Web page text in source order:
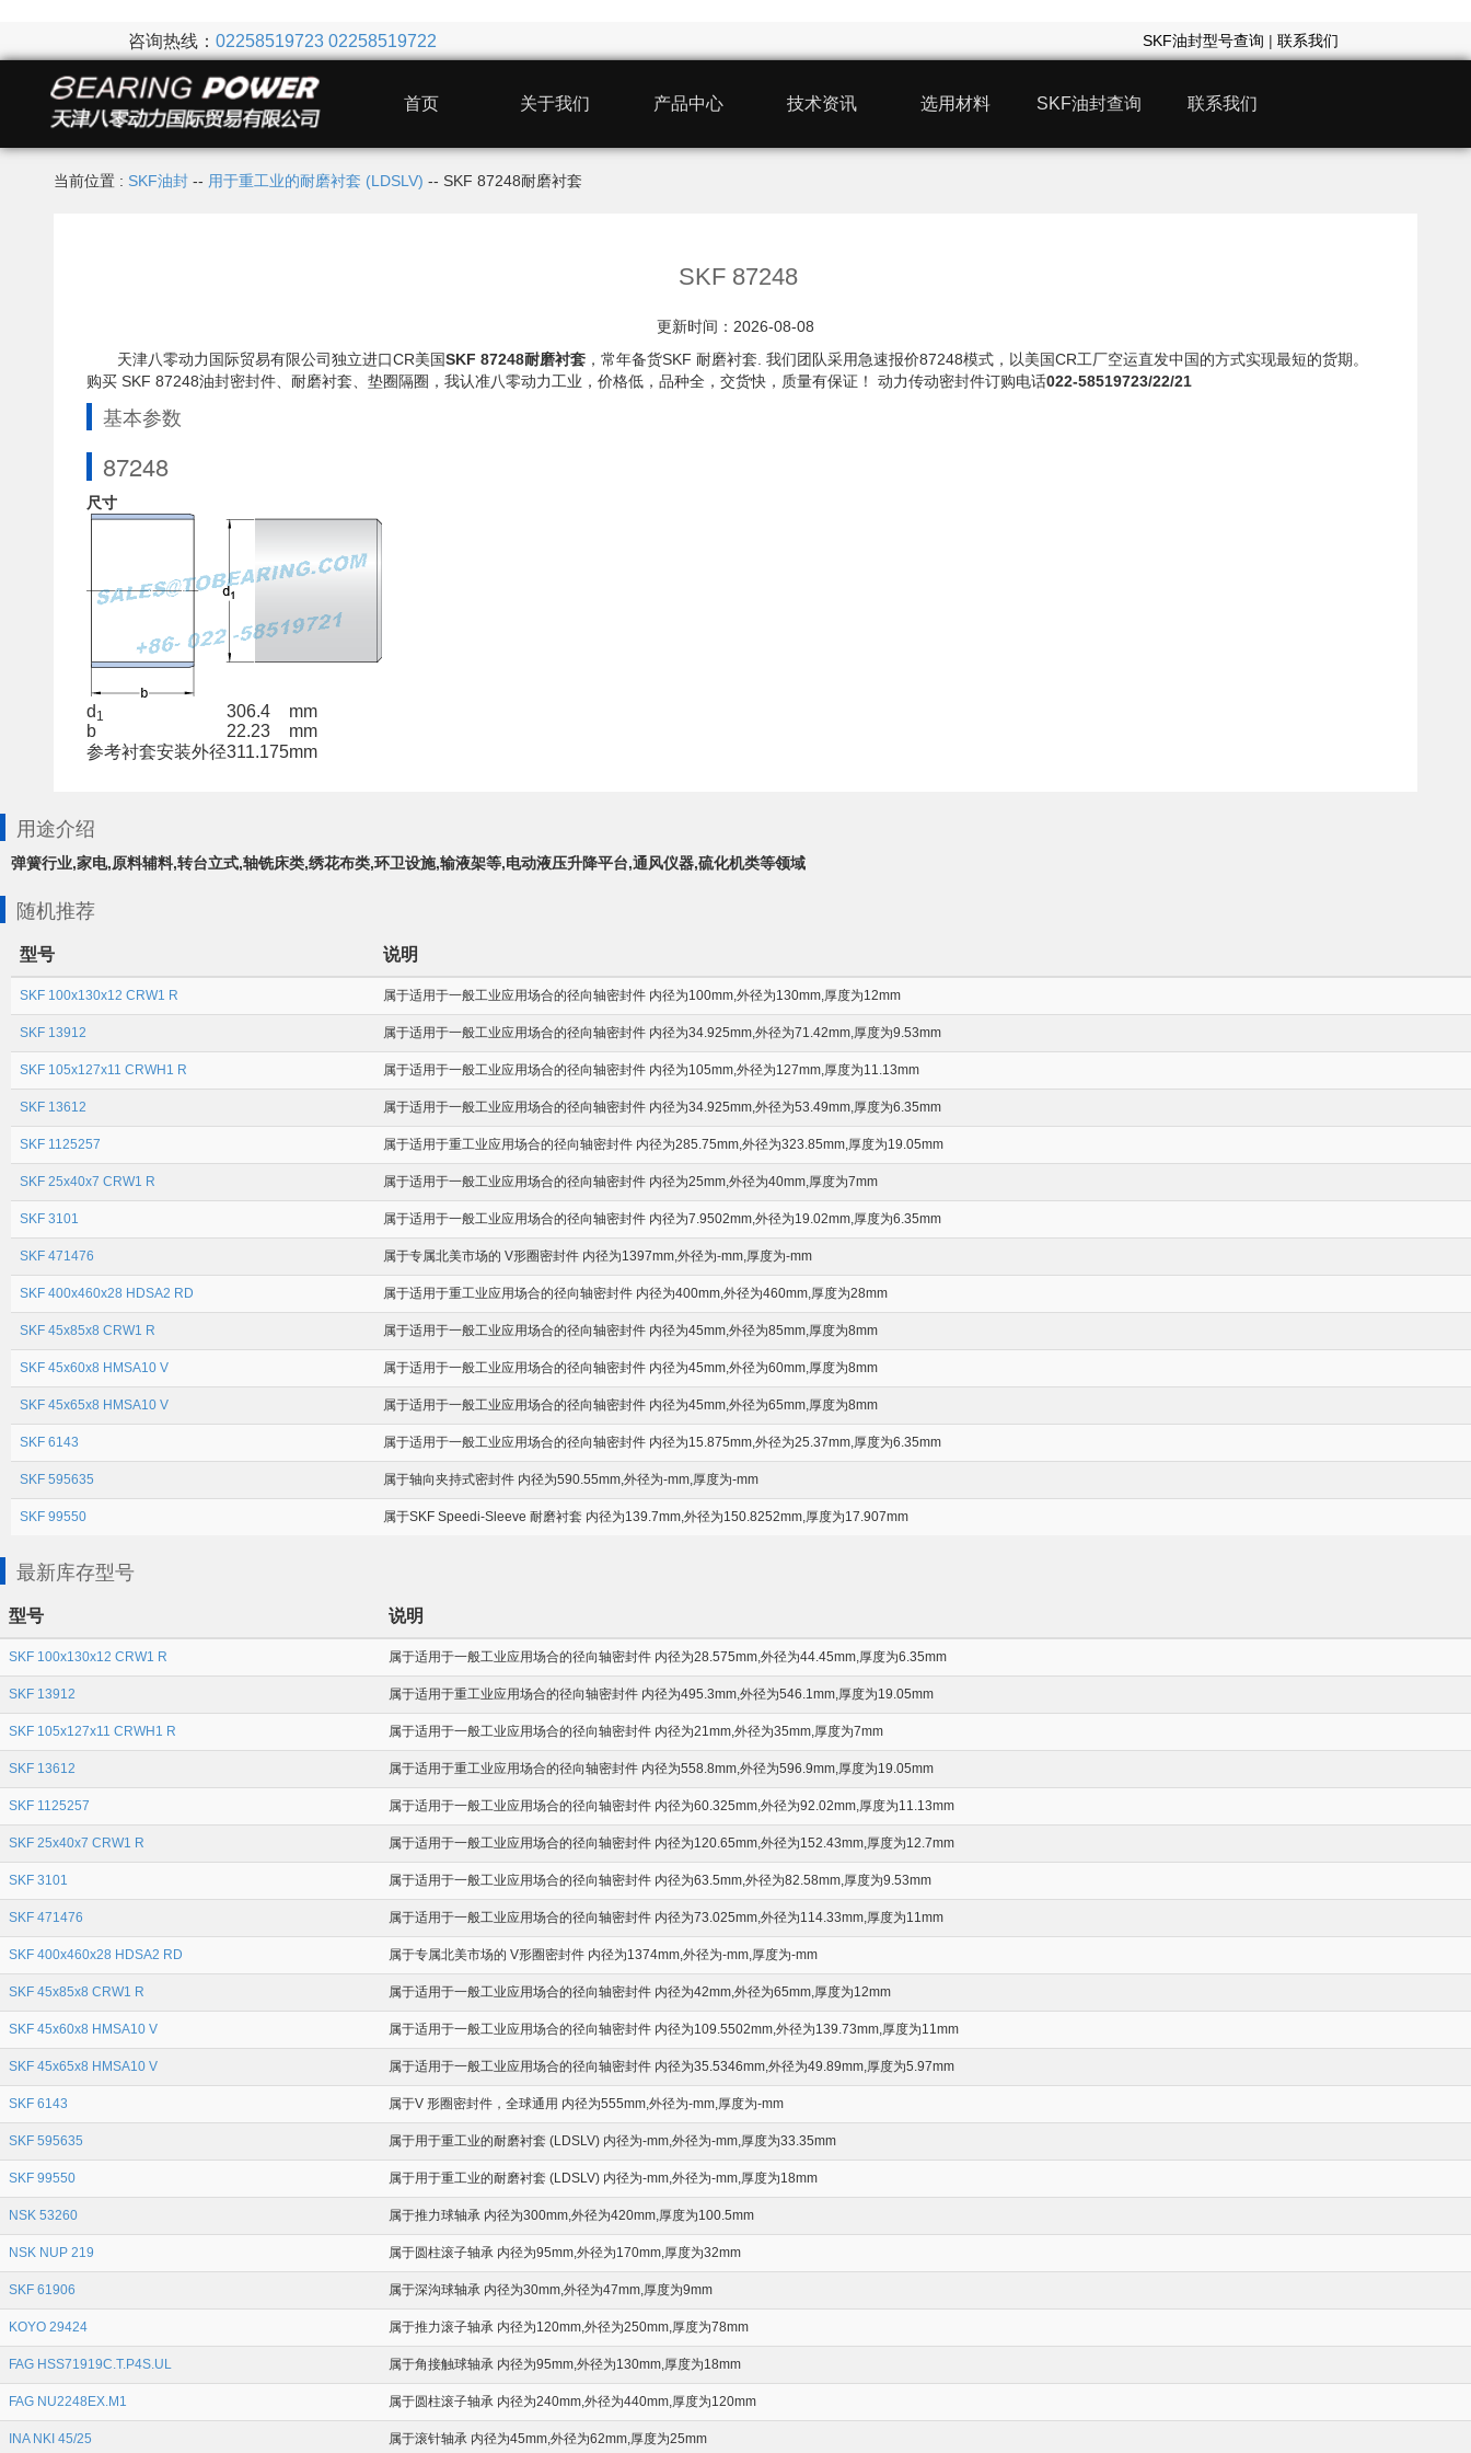
咨询热线： 02258519723 02258519722 SKF油封型号查询 |联系我们
首页 关于我们 产品中心 技术资讯 选用材料 SKF油封查询 联系我们
当前位置 : SKF油封-- 用于重工业的耐磨衬套 (LDSLV) -- SKF 87248耐磨衬套
SKF 87248
更新时间：2026-08-08
天津八零动力国际贸易有限公司独立进口CR美国SKF 87248耐磨衬套，常年备货SKF 耐磨衬套. 我们团队采用急速报价87248模式，以美国CR工厂空运直发中国的方式实现最短的货期。
购买 SKF 87248油封密封件、耐磨衬套、垫圈隔圈，我认准八零动力工业，价格低，品种全，交货快，质量有保证！ 动力传动密封件订购电话022-58519723/22/21
基本参数
87248
尺寸
d 1 306.4
mm
b
22.23
mm
参考衬套安装外径311.175mm
用途介绍
弹簧行业,家电,原料辅料,转台立式,轴铣床类,绣花布类,环卫设施,输液架等,电动液压升降平台,通风仪器,硫化机类等领域
随机推荐
型号 说明
SKF 100x130x12 CRW1 R 属于适用于一般工业应用场合的径向轴密封件 内径为100mm,外径为130mm,厚度为12mm
SKF 13912 属于适用于一般工业应用场合的径向轴密封件 内径为34.925mm,外径为71.42mm,厚度为9.53mm
SKF 105x127x11 CRWH1 R 属于适用于一般工业应用场合的径向轴密封件 内径为105mm,外径为127mm,厚度为11.13mm
SKF 13612 属于适用于一般工业应用场合的径向轴密封件 内径为34.925mm,外径为53.49mm,厚度为6.35mm
SKF 1125257 属于适用于重工业应用场合的径向轴密封件 内径为285.75mm,外径为323.85mm,厚度为19.05mm
SKF 25x40x7 CRW1 R 属于适用于一般工业应用场合的径向轴密封件 内径为25mm,外径为40mm,厚度为7mm
SKF 3101 属于适用于一般工业应用场合的径向轴密封件 内径为7.9502mm,外径为19.02mm,厚度为6.35mm
SKF 471476 属于专属北美市场的 V形圈密封件 内径为1397mm,外径为-mm,厚度为-mm
SKF 400x460x28 HDSA2 RD 属于适用于重工业应用场合的径向轴密封件 内径为400mm,外径为460mm,厚度为28mm
SKF 45x85x8 CRW1 R 属于适用于一般工业应用场合的径向轴密封件 内径为45mm,外径为85mm,厚度为8mm
SKF 45x60x8 HMSA10 V 属于适用于一般工业应用场合的径向轴密封件 内径为45mm,外径为60mm,厚度为8mm
SKF 45x65x8 HMSA10 V 属于适用于一般工业应用场合的径向轴密封件 内径为45mm,外径为65mm,厚度为8mm
SKF 6143 属于适用于一般工业应用场合的径向轴密封件 内径为15.875mm,外径为25.37mm,厚度为6.35mm
SKF 595635 属于轴向夹持式密封件 内径为590.55mm,外径为-mm,厚度为-mm
SKF 99550 属于SKF Speedi-Sleeve 耐磨衬套 内径为139.7mm,外径为150.8252mm,厚度为17.907mm
最新库存型号
型号 说明
SKF 100x130x12 CRW1 R 属于适用于一般工业应用场合的径向轴密封件 内径为28.575mm,外径为44.45mm,厚度为6.35mm
SKF 13912 属于适用于重工业应用场合的径向轴密封件 内径为495.3mm,外径为546.1mm,厚度为19.05mm
SKF 105x127x11 CRWH1 R 属于适用于一般工业应用场合的径向轴密封件 内径为21mm,外径为35mm,厚度为7mm
SKF 13612 属于适用于重工业应用场合的径向轴密封件 内径为558.8mm,外径为596.9mm,厚度为19.05mm
SKF 1125257 属于适用于一般工业应用场合的径向轴密封件 内径为60.325mm,外径为92.02mm,厚度为11.13mm
SKF 25x40x7 CRW1 R 属于适用于一般工业应用场合的径向轴密封件 内径为120.65mm,外径为152.43mm,厚度为12.7mm
SKF 3101 属于适用于一般工业应用场合的径向轴密封件 内径为63.5mm,外径为82.58mm,厚度为9.53mm
SKF 471476 属于适用于一般工业应用场合的径向轴密封件 内径为73.025mm,外径为114.33mm,厚度为11mm
SKF 400x460x28 HDSA2 RD 属于专属北美市场的 V形圈密封件 内径为1374mm,外径为-mm,厚度为-mm
SKF 45x85x8 CRW1 R 属于适用于一般工业应用场合的径向轴密封件 内径为42mm,外径为65mm,厚度为12mm
SKF 45x60x8 HMSA10 V 属于适用于一般工业应用场合的径向轴密封件 内径为109.5502mm,外径为139.73mm,厚度为11mm
SKF 45x65x8 HMSA10 V 属于适用于一般工业应用场合的径向轴密封件 内径为35.5346mm,外径为49.89mm,厚度为5.97mm
SKF 6143 属于V 形圈密封件，全球通用 内径为555mm,外径为-mm,厚度为-mm
SKF 595635 属于用于重工业的耐磨衬套 (LDSLV) 内径为-mm,外径为-mm,厚度为33.35mm
SKF 99550 属于用于重工业的耐磨衬套 (LDSLV) 内径为-mm,外径为-mm,厚度为18mm
NSK 53260 属于推力球轴承 内径为300mm,外径为420mm,厚度为100.5mm
NSK NUP 219 属于圆柱滚子轴承 内径为95mm,外径为170mm,厚度为32mm
SKF 61906 属于深沟球轴承 内径为30mm,外径为47mm,厚度为9mm
KOYO 29424 属于推力滚子轴承 内径为120mm,外径为250mm,厚度为78mm
FAG HSS71919C.T.P4S.UL 属于角接触球轴承 内径为95mm,外径为130mm,厚度为18mm
FAG NU2248EX.M1 属于圆柱滚子轴承 内径为240mm,外径为440mm,厚度为120mm
INA NKI 45/25 属于滚针轴承 内径为45mm,外径为62mm,厚度为25mm